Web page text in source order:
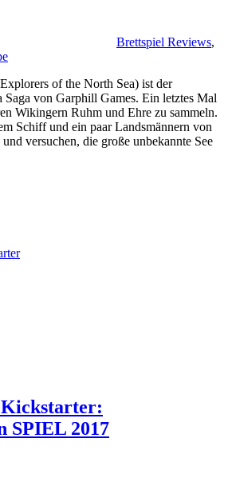
Brettspiel Reviews,
of the North Sea) ist der
Saga von Garphill Games. Ein letztes Mal
Wikingern Ruhm und Ehre zu sammeln.
Schiff und ein paar Landsmännern von
versuchen, die große unbekannte See
SPIEL 2017